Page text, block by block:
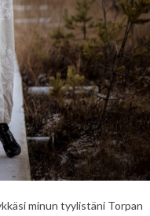
minun tyylistäni Torpan